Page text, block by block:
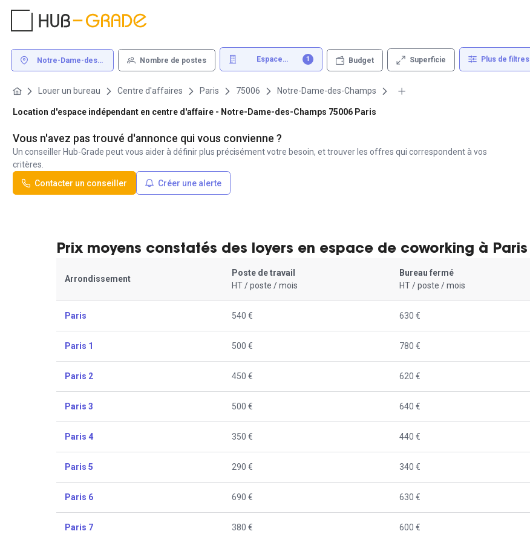
Notre-Dame-des-
Nombre de postes
Espace
1 Budget Superficie Plus de filtres
Louer un bureau Centre d'affaires Paris 75006 Notre-Dame-des-Champs
Location d'espace indépendant en centre d'affaire - Notre-Dame-des-Champs 75006 Paris
Vous n'avez pas trouvé d'annonce qui vous convienne ?
Un conseiller Hub-Grade peut vous aider à définir plus précisément votre besoin, et trouver les offres qui correspondent à vos
critères.
Contacter un conseiller
Créer une alerte
Prix moyens constatés des loyers en espace de coworking à Paris
Arrondissement
Poste de travail
HT / poste / mois
Bureau fermé
HT / poste / mois
Paris 540 € 630 €
Paris 1 500 € 780 €
Paris 2 450 € 620 €
Paris 3 500 € 640 €
Paris 4 350 € 440 €
Paris 5 290 € 340 €
Paris 6 690 € 630 €
Paris 7 380 € 600 €